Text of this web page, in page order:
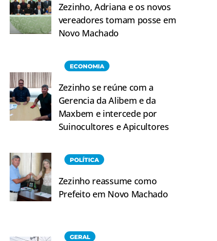
Zezinho, Adriana e os novos
vereadores tomam posse em
Novo Machado
ECONOMIA
Zezinho se reúne com a
Gerencia da Alibem e da
Maxbem e intercede por
Suinocultores e Apicultores
POLÍTICA
Zezinho reassume como
Prefeito em Novo Machado
GERAL